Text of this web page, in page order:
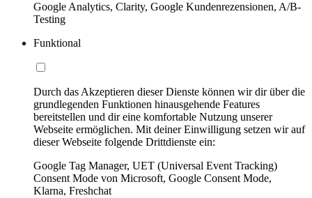
Google Analytics, Clarity, Google Kundenrezensionen, A/B-
Testing
Funktional
Durch das Akzeptieren dieser Dienste können wir dir über die
grundlegenden Funktionen hinausgehende Features
bereitstellen und dir eine komfortable Nutzung unserer
Webseite ermöglichen. Mit deiner Einwilligung setzen wir auf
dieser Webseite folgende Drittdienste ein:
Google Tag Manager, UET (Universal Event Tracking)
Consent Mode von Microsoft, Google Consent Mode,
Klarna, Freshchat